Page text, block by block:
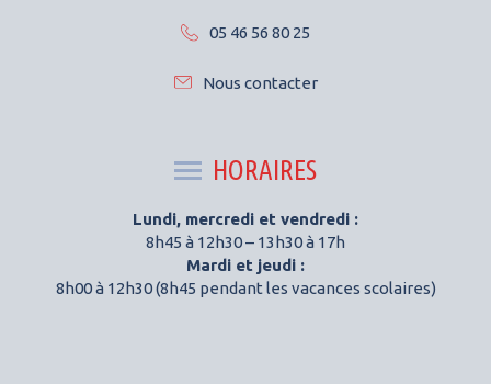
05 46 56 80 25
Nous contacter
HORAIRES
Lundi, mercredi et vendredi :
8h45 à 12h30 – 13h30 à 17h
Mardi et jeudi :
8h00 à 12h30 (8h45 pendant les vacances scolaires)